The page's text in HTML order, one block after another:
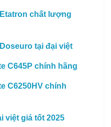
chất lượng
tại đại việt
C645P chính hãng
C6250HV chính
việt giá tốt 2025